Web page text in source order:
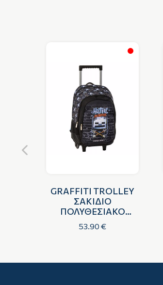
GRAFFITI TROLLEY
ΣΑΚΙΔΙΟ
ΠΟΛΥΘΕΣΙΑΚΟ
MINECRAFT WALL
53.90 €